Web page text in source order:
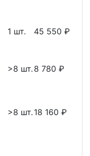
1 шт. 45 550 ₽
>8 шт. 8 780 ₽
>8 шт. 18 160 ₽